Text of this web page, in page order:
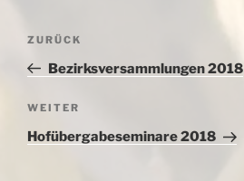
Beitragsnavigation
Vorheriger
Beitrag
ZURÜCK
Bezirksversammlungen 2018
Nächster
Beitrag
WEITER
Hofübergabeseminare 2018